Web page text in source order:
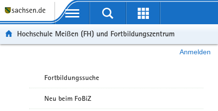
Portalübergreifende Navigation
Hochschule Meißen (FH) und Fortbildungszentrum
Anmelden
Fortbildungssuche
Neu beim FoBiZ